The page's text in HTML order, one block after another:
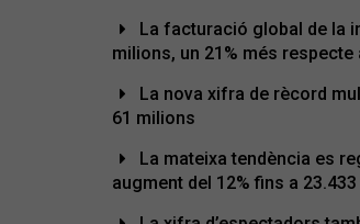
La facturació global de la
milions, un 21% més
La nova xifra de rècord
61 milions
La mateixa tendència es
augment del 12% fins a